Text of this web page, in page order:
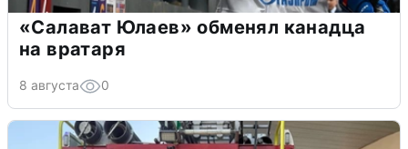
«Салават Юлаев» обменял канадца
на вратаря
8 августа 0